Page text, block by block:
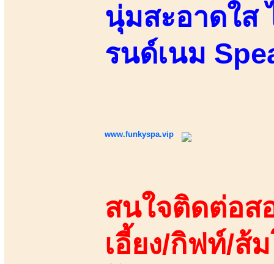
นุ่มสะอาดใส
รนด์เนม
www.funkyspa.vip
สนใจติดต่อส
เอี้ยง/กิฟท์/ส้